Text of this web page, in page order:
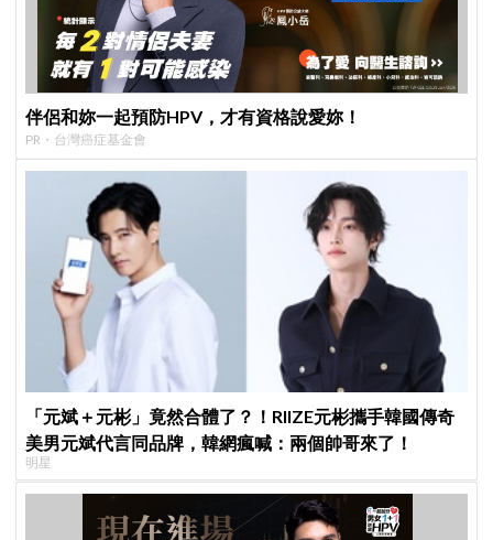
伴侶和妳一起預防HPV，才有資格說愛妳！
PR・台灣癌症基金會
「元斌＋元彬」竟然合體了？！RIIZE元彬攜手韓國傳奇
美男元斌代言同品牌，韓網瘋喊：兩個帥哥來了！
明星